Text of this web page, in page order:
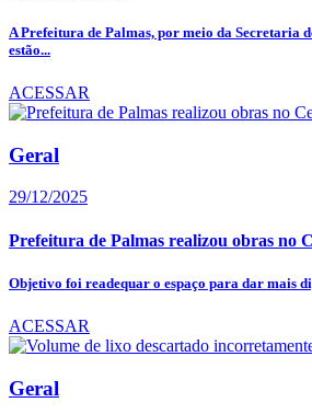
A Prefeitura de Palmas, por meio da Secretaria
estão...
ACESSAR
Geral
29/12/2025
Prefeitura de Palmas realizou obras no
Objetivo foi readequar o espaço para dar mais
ACESSAR
Geral